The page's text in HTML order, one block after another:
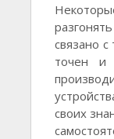
связано
точен и
своих